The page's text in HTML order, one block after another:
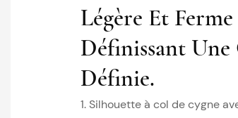
Légère Et
Définissant
Définie.
1. Silhouette à col de cygne